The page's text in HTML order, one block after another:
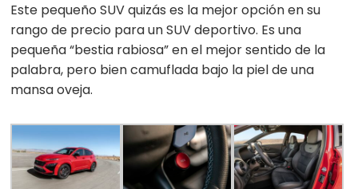
Este pequeño SUV quizás es la mejor opción en su
rango de precio para un SUV deportivo. Es una
pequeña “bestia rabiosa” en el mejor sentido de la
palabra, pero bien camuflada bajo la piel de una
mansa oveja.